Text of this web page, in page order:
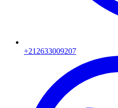
+212633009207